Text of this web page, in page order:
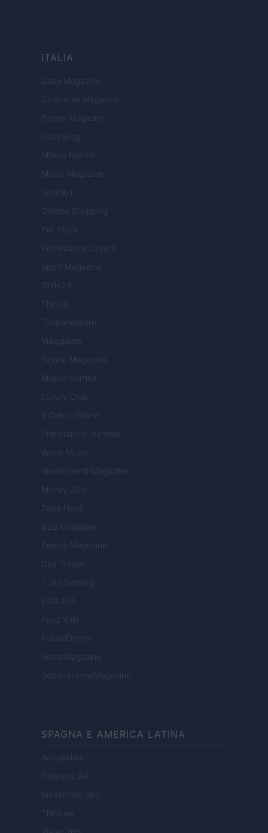
ITALIA
Casa Magazine
Cineverse Magazine
Donne Magazine
Food Blog
Milano Notizie
Motor Magazine
Notizie.it
Offerte Shopping
Pet Story
Professione Lavoro
Sport Magazine
Style24
Think.it
Tuobenessere
Viaggiamo
Nonne Magazine
Milano Cortina
Luxury Club
Il Calcio Online
Professione mamma
World Music
Investimenti Magazine
Money 365
Zona Nerd
B2B Magazine
People Magazine
Day Travel
Tutto Gaming
ESG 365
Food Wiki
FuturoDonna
HomeMagazine
SecondHomeMagazine
SPAGNA E AMERICA LATINA
Actualidad
Finanzas 24
Investindo 365
Think.es